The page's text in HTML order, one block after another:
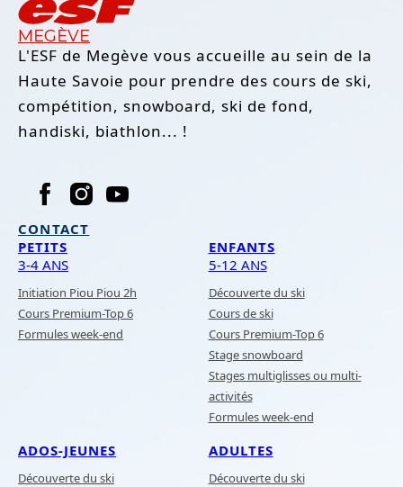
MEGÈVE
L'ESF de Megève vous accueille au sein de la
Haute Savoie pour prendre des cours de ski,
compétition, snowboard, ski de fond,
handiski, biathlon... !
CONTACT
PETITS
3-4 ANS
Initiation Piou Piou 2h
Cours Premium-Top 6
Formules week-end
ENFANTS
5-12 ANS
Découverte du ski
Cours de ski
Cours Premium-Top 6
Stage snowboard
Stages multiglisses ou multi-
activités
Formules week-end
ADOS-JEUNES
Découverte du ski
ADULTES
Découverte du ski